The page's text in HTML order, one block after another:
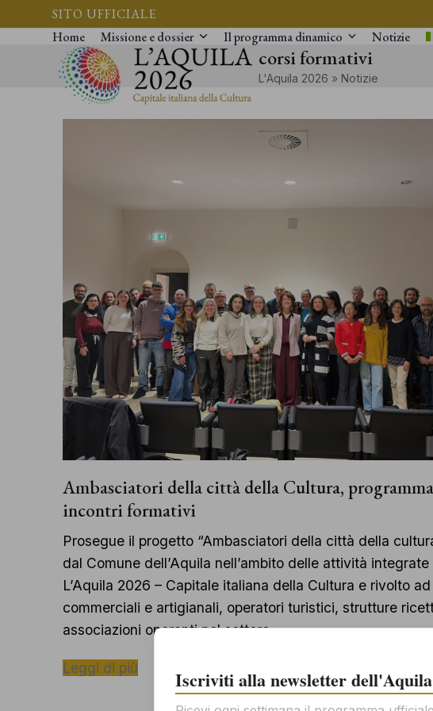
al
SITO UFFICIALE
Home
Missione e dossier Il programma dinamico Notizie
corsi formativi
L'Aquila 2026 » Notizie
Ambasciatori della città della Cultura,
incontri formativi
Prosegue il progetto “Ambasciatori della città della
dal Comune dell’Aquila nell’ambito delle attività
L’Aquila 2026 – Capitale italiana della Cultura e rivolto
commerciali e artigianali, operatori turistici, strutture
associazioni operanti nel settore,…
Leggi di più Iscriviti alla newsletter